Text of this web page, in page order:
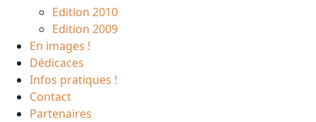
Edition 2010
Edition 2009
En images !
Dédicaces
Infos pratiques !
Contact
Partenaires